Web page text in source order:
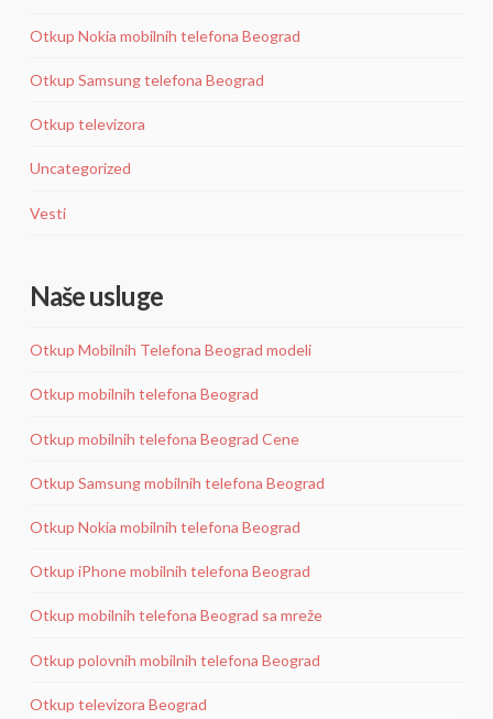
Otkup Nokia mobilnih telefona Beograd
Otkup Samsung telefona Beograd
Otkup televizora
Uncategorized
Vesti
Naše usluge
Otkup Mobilnih Telefona Beograd modeli
Otkup mobilnih telefona Beograd
Otkup mobilnih telefona Beograd Cene
Otkup Samsung mobilnih telefona Beograd
Otkup Nokia mobilnih telefona Beograd
Otkup iPhone mobilnih telefona Beograd
Otkup mobilnih telefona Beograd sa mreže
Otkup polovnih mobilnih telefona Beograd
Otkup televizora Beograd